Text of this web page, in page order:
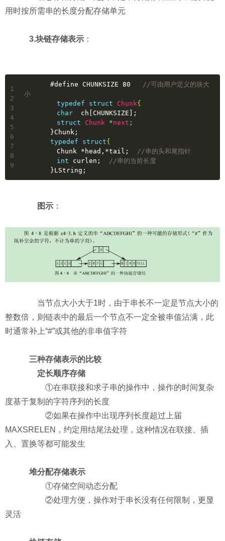
用时按所需串的长度分配存储单元
3.块链存储表示 ：
1
2
3
4
5
6
7
8
9
#define CHUNKSIZE 80
//可由用户定义的块大
小
typedef
struct Chunk{
char
  ch[CHUNKSIZE];
struct
Chunk *next ;
}Chunk;
typedef
struct{
Chunk *head,*tail;
//串的头和尾指针
int curlen;
//串的当前长度
}LString;
图示 ：
当节点大小大于1时，由于串长不一定是节点大小的
整数倍，则链表中的最后一个节点不一定全被串值沾满，此
时通常补上“#”或其他的非串值字符
三种存储表示的比较
定长顺序存储
①在串联接和求子串的操作中，操作的时间复杂
度基于复制的字符序列的长度
②如果在操作中出现序列长度超过上届
MAXSRELEN，约定用结尾法处理，这种情况在联接、插
入、置换等都可能发生
堆分配存储表示
①存储空间动态分配
②处理方便，操作对于串长没有任何限制，更显
灵活